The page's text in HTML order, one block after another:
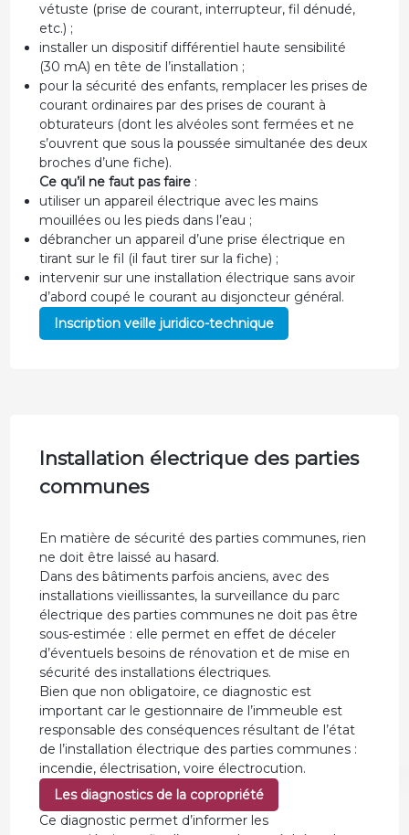
vétuste (prise de courant, interrupteur, fil dénudé,
etc.) ;
installer un dispositif différentiel haute sensibilité
(30 mA) en tête de l’installation ;
pour la sécurité des enfants, remplacer les prises de
courant ordinaires par des prises de courant à
obturateurs (dont les alvéoles sont fermées et ne
s’ouvrent que sous la poussée simultanée des deux
broches d’une fiche).
Ce qu’il ne faut pas faire :
utiliser un appareil électrique avec les mains
mouillées ou les pieds dans l’eau ;
débrancher un appareil d’une prise électrique en
tirant sur le fil (il faut tirer sur la fiche) ;
intervenir sur une installation électrique sans avoir
d’abord coupé le courant au disjoncteur général.
Inscription veille juridico-technique
Installation électrique des parties
communes
En matière de sécurité des parties communes, rien
ne doit être laissé au hasard.
Dans des bâtiments parfois anciens, avec des
installations vieillissantes, la surveillance du parc
électrique des parties communes ne doit pas être
sous-estimée : elle permet en effet de déceler
d’éventuels besoins de rénovation et de mise en
sécurité des installations électriques.
Bien que non obligatoire, ce diagnostic est
important car le gestionnaire de l’immeuble est
responsable des conséquences résultant de l’état
de l’installation électrique des parties communes :
incendie, électrisation, voire électrocution.
Les diagnostics de la copropriété
Ce diagnostic permet d’informer les